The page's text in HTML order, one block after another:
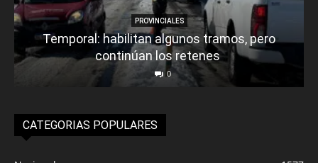
PROVINCIALES
Temporal: habilitan algunos tramos, pero
continúan los retenes
0
CATEGORIAS POPULARES